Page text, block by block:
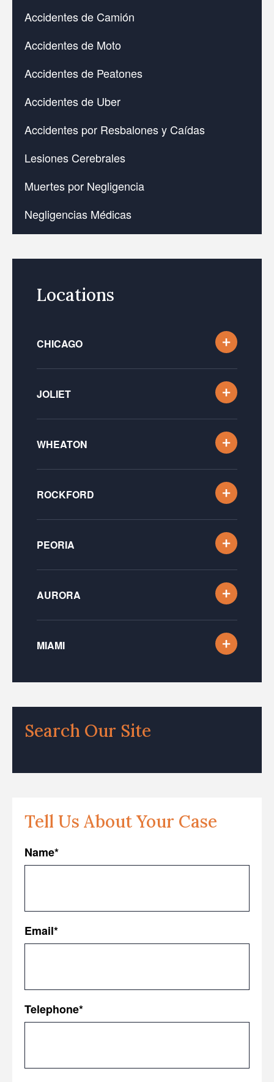
Accidentes de Camión
Accidentes de Moto
Accidentes de Peatones
Accidentes de Uber
Accidentes por Resbalones y Caídas
Lesiones Cerebrales
Muertes por Negligencia
Negligencias Médicas
Locations
CHICAGO
JOLIET
WHEATON
ROCKFORD
PEORIA
AURORA
MIAMI
Search Our Site
Tell Us About Your Case
Name*
Email*
Telephone*